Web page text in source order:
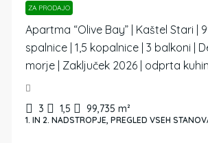
ZA PRODAJO
Apartma “Olive Bay” | Kaštel Stari |
spalnice | 1,5 kopalnice | 3 balkoni |
morje | Zaključek 2026 | odprta
3 1,5 99,735 m²
1. IN 2. NADSTROPJE, PREGLED VSEH